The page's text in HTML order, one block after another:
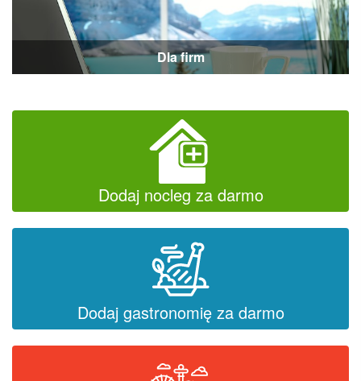
Dla firm
Dodaj nocleg za darmo
Dodaj gastronomię za darmo